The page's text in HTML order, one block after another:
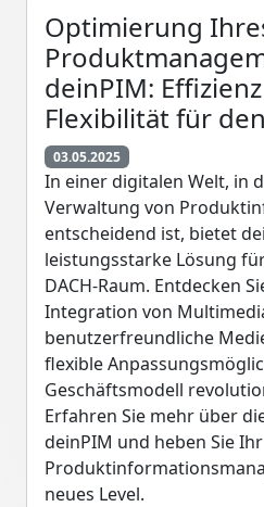
Optimierung
deinPIM:
Flexibilität für
03.05.2025
In einer digitalen Welt, in
Verwaltung von
entscheidend ist, bietet
leistungsstarke Lösung
DACH-Raum. Entdecken
Integration von
benutzerfreundliche
flexible
Geschäftsmodell
Erfahren Sie mehr über
deinPIM und heben Sie Ihr
neues Level.